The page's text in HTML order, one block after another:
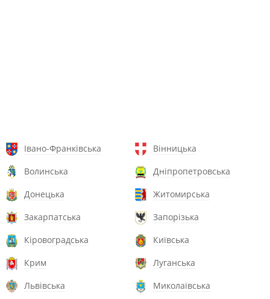
Івано-Франківська
Вінницька
Волинська
Дніпропетровська
Донецька
Житомирська
Закарпатська
Запорізька
Кіровоградська
Київська
Крим
Луганська
Львівська
Миколаївська